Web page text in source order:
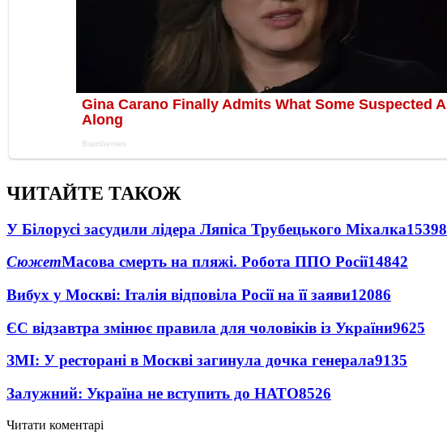
ЧИТАЙТЕ ТАКОЖ
У Білорусі засудили лідера Ляпіса Трубецького Міхалка15398
СюжетМасова смерть на пляжі. Робота ППО Росії14842
Вибух у Москві: Італія відповіла Росії на її заяви12086
ЄС відзавтра змінює правила для чоловіків із України9625
ЗМІ: У ресторані в Москві загинула дочка генерала9135
Залужний: Україна не вступить до НАТО8526
Читати коментарі